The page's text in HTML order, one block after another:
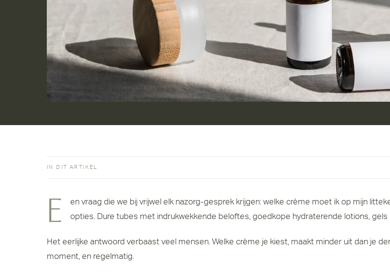
IN DIT ARTIKEL
Een vraag die we bij vrijwel elk nazorg-gesprek krijgen: welke crème moet ik op mijn litteken smeren? En er is in de drogist en online geen tekort aan opties. Dure tubes met indrukwekkende beloftes, goedkope hydraterende lotions,
Het eerlijke antwoord verbaast veel mensen. Welke crème je kiest, maakt minder uit dan je
moment, en regelmatig.